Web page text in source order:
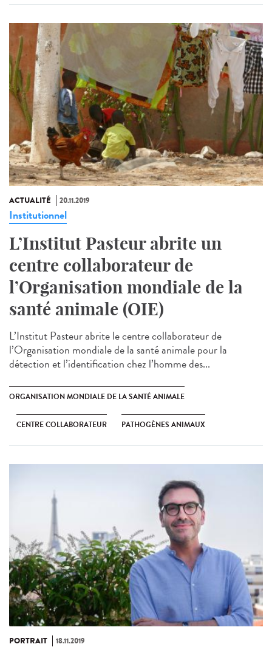
ACTUALITÉ 20.11.2019
Institutionnel
L’Institut Pasteur abrite un
centre collaborateur de
l’Organisation mondiale de la
santé animale (OIE)
L’Institut Pasteur abrite le centre collaborateur de
l’Organisation mondiale de la santé animale pour la
détection et l’identification chez l’homme des...
ORGANISATION MONDIALE DE LA SANTÉ ANIMALE
CENTRE COLLABORATEUR PATHOGÈNES ANIMAUX
PORTRAIT 18.11.2019